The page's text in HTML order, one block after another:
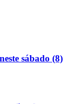
sábado (8)